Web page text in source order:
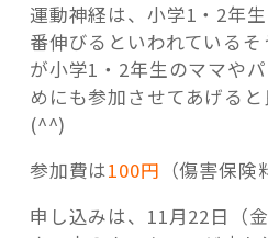
運動神経は、小学1・2年
番伸びるといわれている
が小学1・2年生のママや
めにも参加させてあげる
(^^)
参加費は100円 （傷害保険
申し込みは、11月22日（